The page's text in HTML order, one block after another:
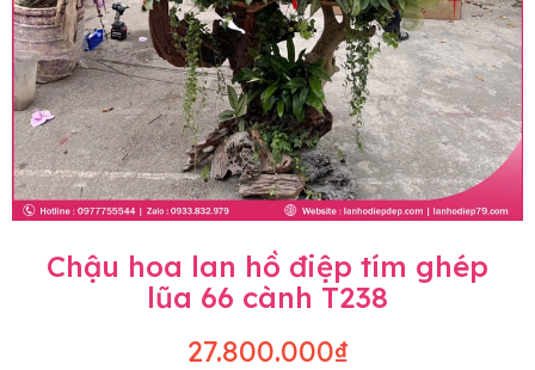
Chậu hoa lan hồ điệp tím ghép
lũa 66 cành T238
27.800.000₫